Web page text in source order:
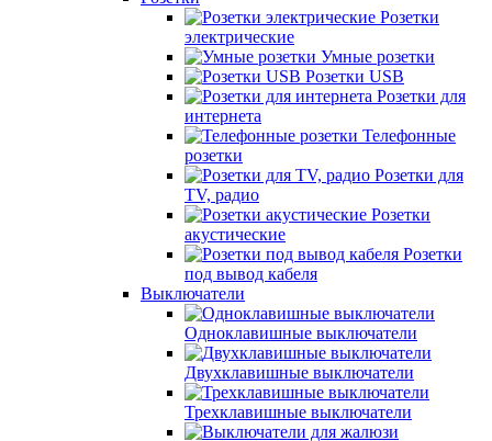
Розетки
электрические
Умные розетки
Розетки USB
Розетки для
интернета
Телефонные
розетки
Розетки для
TV, радио
Розетки
акустические
Розетки
под вывод кабеля
Выключатели
Одноклавишные выключатели
Двухклавишные выключатели
Трехклавишные выключатели